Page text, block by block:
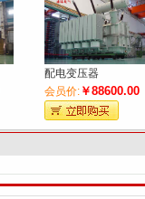
配电变压器
会员价:￥88600.00